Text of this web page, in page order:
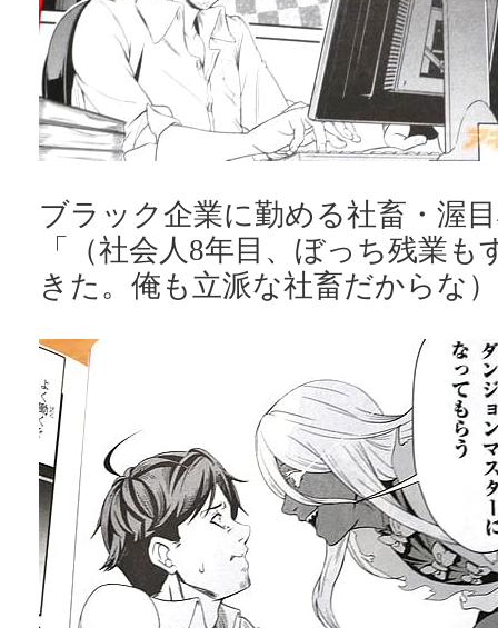
ブラック企業に勤める社畜・渥
「（社会人8年目、ぼっち残業
きた。俺も立派な社畜だからな